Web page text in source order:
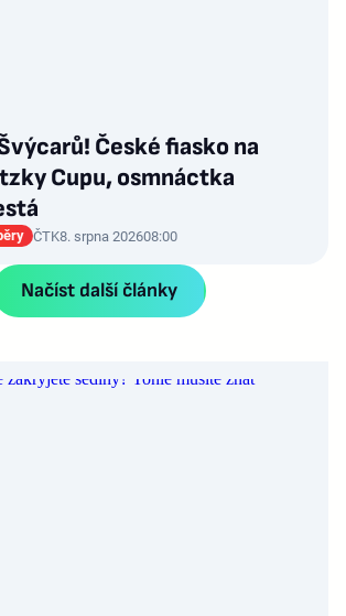
České fiasko na
Cupu, osmnáctka
ČTK8. srpna 202608:00
Načíst další články